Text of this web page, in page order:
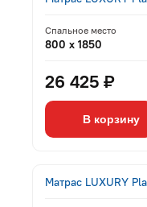
Спальное место
800 x 1850
26 425 ₽
В корзину
Матрас LUXURY